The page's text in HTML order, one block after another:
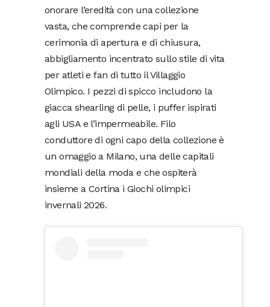
onorare l’eredità con una collezione
vasta, che comprende capi per la
cerimonia di apertura e di chiusura,
abbigliamento incentrato sullo stile di vita
per atleti e fan di tutto il Villaggio
Olimpico. I pezzi di spicco includono la
giacca shearling di pelle, i puffer ispirati
agli USA e l’impermeabile. Filo
conduttore di ogni capo della collezione è
un omaggio a Milano, una delle capitali
mondiali della moda e che ospiterà
insieme a Cortina i Giochi olimpici
invernali 2026.